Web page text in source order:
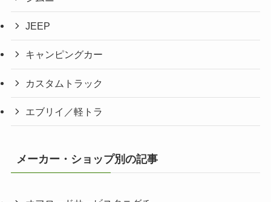
JEEP
キャンピングカー
カスタムトラック
エブリイ／軽トラ
メーカー・ショップ別の記事